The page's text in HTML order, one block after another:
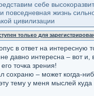
себе
и повседневная жизнь
цивилизации
только для
в ответ на интересную
давно интересна – вот и,
точка зрения!
сохраню – может когда-
тему у меня мыслей